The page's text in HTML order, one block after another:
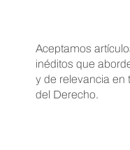
Aceptamos
inéditos que
y de relevancia en
del Derecho.